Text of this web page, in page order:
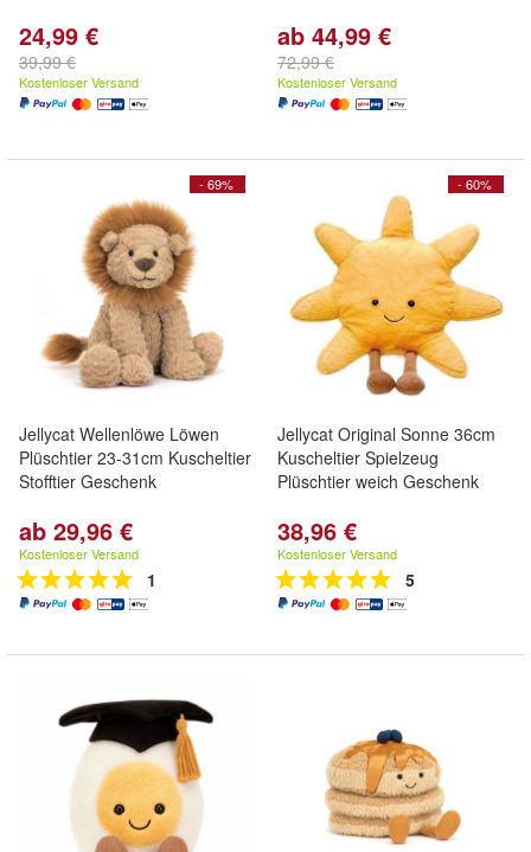
24,99 €
39,99 €
Kostenloser Versand
ab 44,99 €
72,99 €
Kostenloser Versand
- 69%
Jellycat Wellenlöwe Löwen
Plüschtier 23-31cm Kuscheltier
Stofftier Geschenk
ab 29,96 €
Kostenloser Versand
1
- 60%
Jellycat Original Sonne 36cm
Kuscheltier Spielzeug
Plüschtier weich Geschenk
38,96 €
Kostenloser Versand
5